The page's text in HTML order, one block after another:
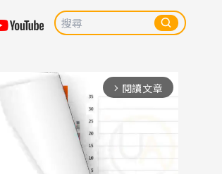
arrow_forward_ios 閱讀文章